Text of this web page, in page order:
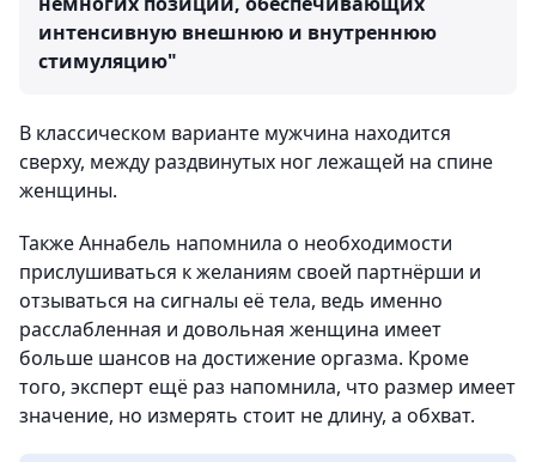
интенсивную внешнюю и внутреннюю
стимуляцию"
В классическом варианте мужчина находится
сверху, между раздвинутых ног лежащей на спине
женщины.
Также Аннабель напомнила о необходимости
прислушиваться к желаниям своей партнёрши и
отзываться на сигналы её тела, ведь именно
расслабленная и довольная женщина имеет
больше шансов на достижение оргазма. Кроме
того, эксперт ещё раз напомнила, что размер имеет
значение, но измерять стоит не длину, а обхват.